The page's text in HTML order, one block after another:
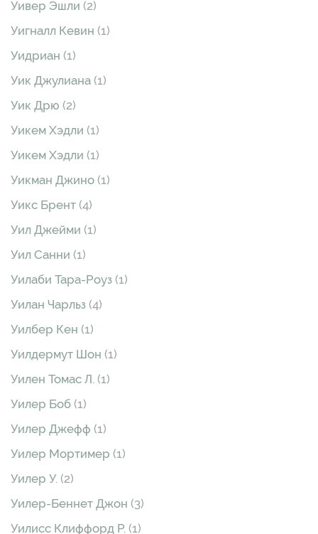
Уивер Эшли (2)
Уигналл Кевин (1)
Уидриан (1)
Уик Джулиана (1)
Уик Дрю (2)
Уикем Хэдли (1)
Уикем Хэдли (1)
Уикман Джино (1)
Уикс Брент (4)
Уил Джейми (1)
Уил Санни (1)
Уилаби Тара-Роуз (1)
Уилан Чарльз (4)
Уилбер Кен (1)
Уилдермут Шон (1)
Уилен Томас Л. (1)
Уилер Боб (1)
Уилер Джефф (1)
Уилер Мортимер (1)
Уилер У. (2)
Уилер-Беннет Джон (3)
Уилисс Клиффорд Р. (1)